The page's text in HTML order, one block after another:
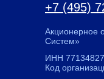
Акционерное
Систем»
+7 (495)
ИНН
Код